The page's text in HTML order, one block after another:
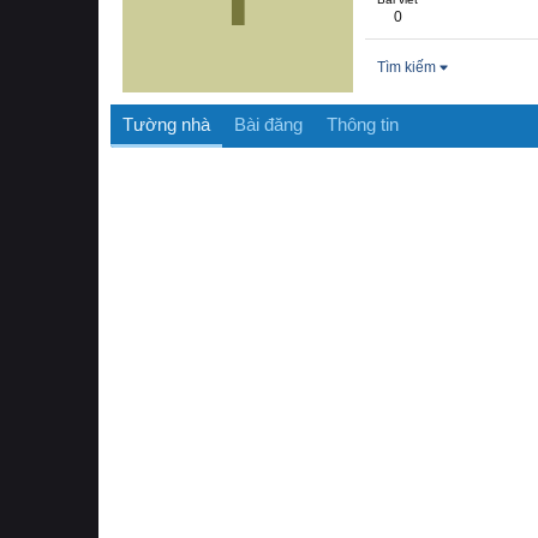
0
Tìm kiếm
Tường nhà Bài đăng Thông tin